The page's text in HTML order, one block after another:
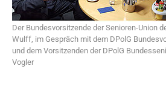
Der Bundesvorsitzende der Senioren-Union
Wulff, im Gespräch mit dem DPolG
und dem Vorsitzenden der DPolG
Vogler